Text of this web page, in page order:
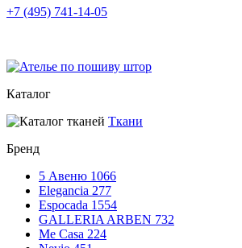
+7 (495) 741-14-05
Каталог
Ткани
Бренд
5 Авеню 1066
Elegancia 277
Espocada 1554
GALLERIA ARBEN 732
Me Casa 224